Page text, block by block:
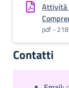
Attività
pdf -
Contatti